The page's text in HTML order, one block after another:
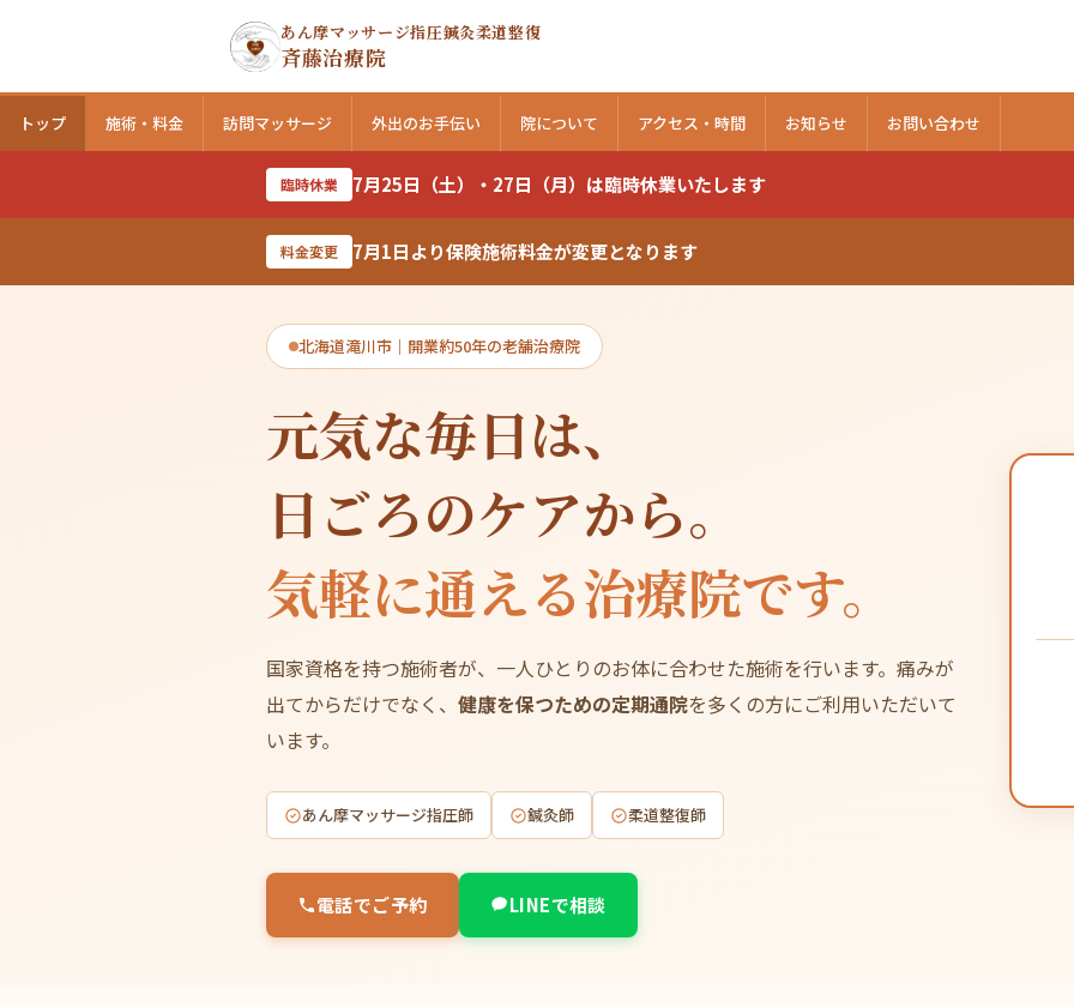
あん摩マッサージ指圧鍼灸柔道整復
斉藤治療院
トップ 施術・料金 訪問マッサージ 外出のお手伝い 院について アクセス・時間 お知らせ お問い合わせ
臨時休業 7月25日（土）・27日（月）は臨時休業いたします
料金変更 7月1日より保険施術料金が変更となります
北海道滝川市｜開業約50年の老舗治療院
元気な毎日は、
日ごろのケアから。
気軽に通える治療院です。
国家資格を持つ施術者が、一人ひとりのお体に合わせた施術を行います。痛みが
出てからだけでなく、 健康を保つための定期通院を多くの方にご利用いただいて
います。
あん摩マッサージ指圧師 鍼灸師 柔道整復師
電話でご予約 LINEで相談